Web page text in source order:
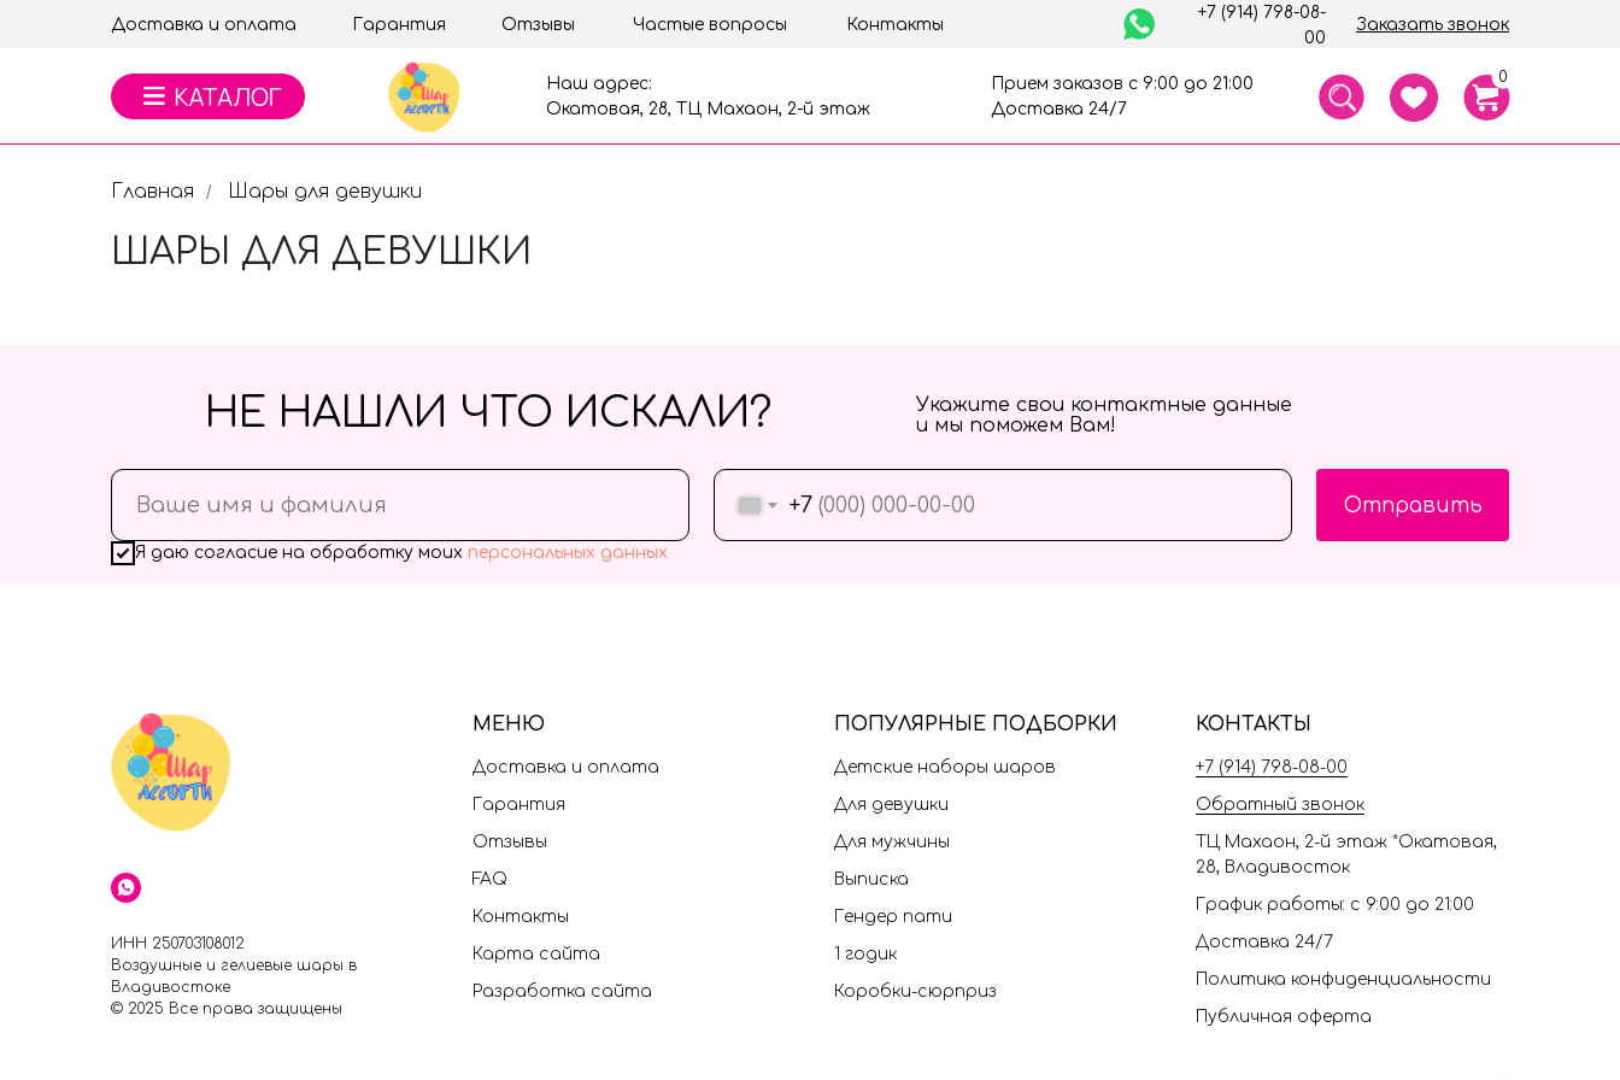
+7 (914) 798-08-
00
Заказать звонок
Доставка и оплата Гарантия Отзывы Частые вопросы Контакты
Прием заказов с 9:00 до 21:00
Доставка 24/7
Наш адрес:
Окатовая, 28, ТЦ Махаон, 2-й этаж
0
Главная / Шары для девушки
ШАРЫ ДЛЯ ДЕВУШКИ
+7
Я даю согласие на обработку моих персональных данных
Отправить
НЕ НАШЛИ ЧТО ИСКАЛИ?
Укажите свои контактные данные
и мы поможем Вам!
ИНН 250703108012
Воздушные и гелиевые шары в
Владивостоке
© 2025 Все права защищены
МЕНЮ
Доставка и оплата
Гарантия
Отзывы
FAQ
Контакты
Карта сайта
Разработка сайта
ПОПУЛЯРНЫЕ ПОДБОРКИ
Детские наборы шаров
Для девушки
Для мужчины
Выписка
Гендер пати
1 годик
Коробки-сюрприз
КОНТАКТЫ
+7 (914) 798-08-00
Обратный звонок
ТЦ Махаон, 2-й этаж *Окатовая,
28, Владивосток
График работы: с 9:00 до 21:00
Доставка 24/7
Политика конфиденциальности
Публичная оферта